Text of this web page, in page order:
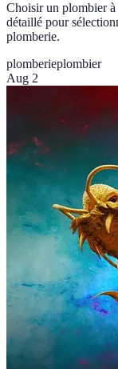
Choisir un plombier
détaillé pour
plomberie.
plomberieplombier
Aug 2